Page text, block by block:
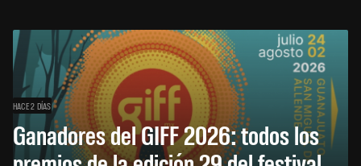
HACE 2 DÍAS
Ganadores del GIFF 2026: todos los